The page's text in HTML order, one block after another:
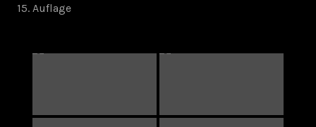
15. Auflage